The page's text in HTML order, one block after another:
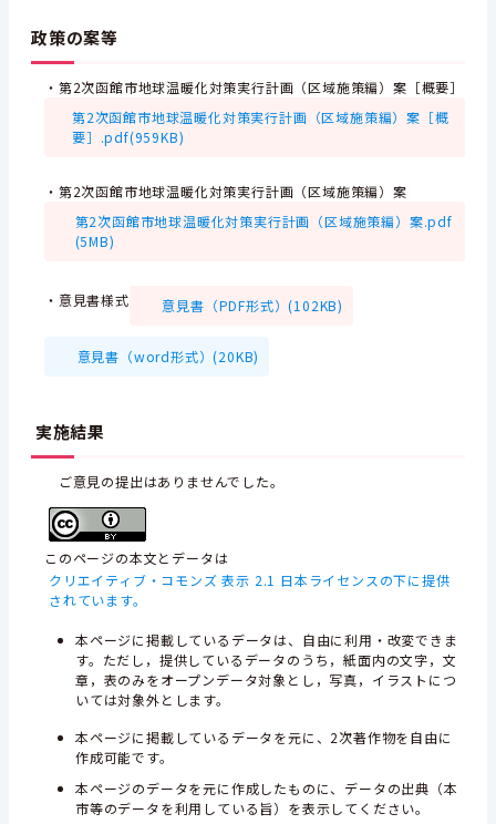
政策の案等
・第2次函館市地球温暖化対策実行計画（区域施策編）案［概要］
第2次函館市地球温暖化対策実行計画（区域施策編）案［概
要］.pdf(959KB)
・第2次函館市地球温暖化対策実行計画（区域施策編）案
第2次函館市地球温暖化対策実行計画（区域施策編）案.pdf
(5MB)
・意見書様式 意見書（PDF形式）(102KB)
意見書（word形式）(20KB)
実施結果
ご意見の提出はありませんでした。
このページの本文とデータは
クリエイティブ・コモンズ 表示 2.1 日本ライセンスの下に提供
されています。
本ページに掲載しているデータは、自由に利用・改変できま
す。ただし，提供しているデータのうち，紙面内の文字，文
章，表のみをオープンデータ対象とし，写真，イラストにつ
いては対象外とします。
本ページに掲載しているデータを元に、2次著作物を自由に
作成可能です。
本ページのデータを元に作成したものに、データの出典（本
市等のデータを利用している旨）を表示してください。